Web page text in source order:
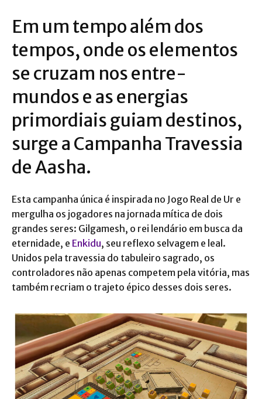
d
r
e
á
u
d
i
Em um tempo além dos
tempos, onde os elementos
se cruzam nos entre-
mundos e as energias
primordiais guiam destinos,
surge a Campanha Travessia
de Aasha.
Esta campanha única é inspirada no Jogo Real de Ur e
mergulha os jogadores na jornada mítica de dois
grandes seres: Gilgamesh, o rei lendário em busca da
eternidade, e Enkidu, seu reflexo selvagem e leal.
Unidos pela travessia do tabuleiro sagrado, os
controladores não apenas competem pela vitória, mas
também recriam o trajeto épico desses dois seres.